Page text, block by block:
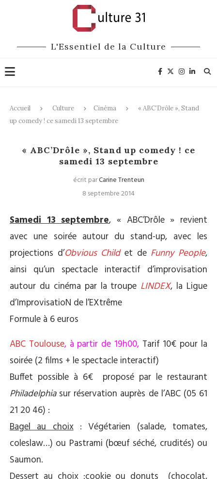
L'Essentiel de la Culture
Accueil Culture Cinéma
« ABC’Drôle », Stand
up comedy ! ce samedi 13 septembre
« ABC’Drôle », Stand up comedy ! ce
samedi 13 septembre
écrit parCarine Trenteun
8 septembre 2014
Samedi 13 septembre, « ABC’Drôle » revient
avec une soirée autour du stand-up, avec les
projections d’Obvious Childet de Funny People,
ainsi qu’un spectacle interactif d’improvisation
autour du cinéma par la troupe LINDEX, la Ligue
d’ImprovisatioN de l’EXtrême
Formule à 6 euros
ABC Toulouse, à partir de 19h00, Tarif 10€ pour la
soirée (2 films + le spectacle interactif)
Buffet possible à 6€ proposé par le restaurant
Philadelphia sur réservation auprès de l’ABC (05 61
21 20 46) :
Bagel au choix: Végétarien (salade, tomates,
coleslaw…) ou Pastrami (bœuf séché, crudités) ou
Saumon.